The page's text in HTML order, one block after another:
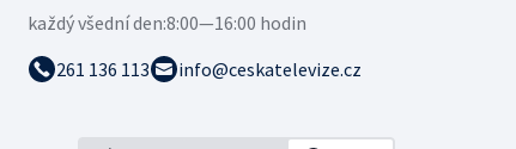
každý všední den:8:00—16:00 hodin
261 136 113
info@ceskatelevize.cz